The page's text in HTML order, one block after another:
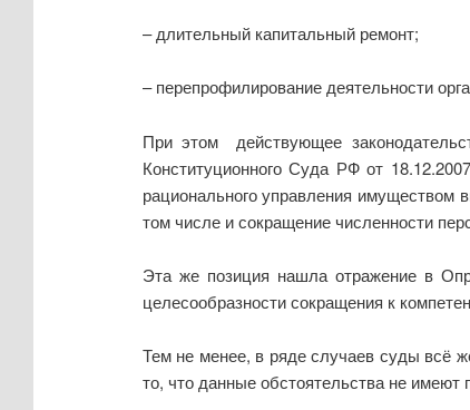
– длительный капитальный ремонт;
– перепрофилирование деятельности
При этом действующее
Конституционного Суда РФ от
рационального управления имуществом
том числе и сокращение численности
Эта же позиция нашла отражение в
целесообразности сокращения к
Тем не менее, в ряде случаев суды всё
то, что данные обстоятельства не